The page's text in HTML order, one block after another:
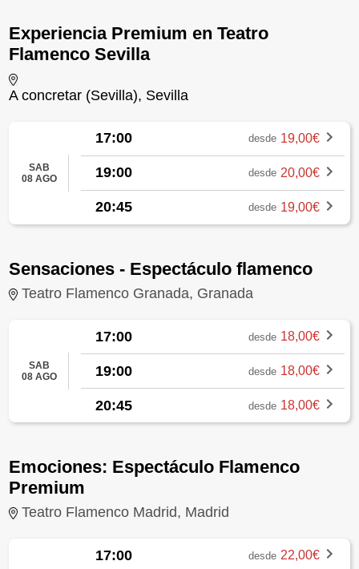
Experiencia Premium en Teatro
Flamenco Sevilla
A concretar (Sevilla), Sevilla
SAB
08 AGO
17:00 desde 19,00€
19:00 desde 20,00€
20:45 desde 19,00€
Sensaciones - Espectáculo flamenco
Teatro Flamenco Granada, Granada
SAB
08 AGO
17:00 desde 18,00€
19:00 desde 18,00€
20:45 desde 18,00€
Emociones: Espectáculo Flamenco
Premium
Teatro Flamenco Madrid, Madrid
17:00 desde 22,00€